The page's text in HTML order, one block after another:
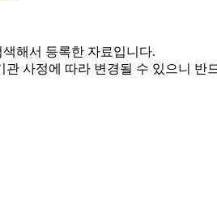
해서 등록한 자료입니다.
사정에 따라 변경될 수 있으니 반